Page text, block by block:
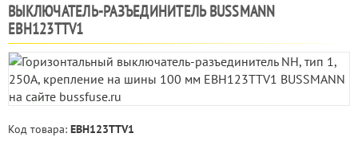
ВЫКЛЮЧАТЕЛЬ-РАЗЪЕДИНИТЕЛЬ BUSSMANN
EBH123TTV1
Код товара: EBH123TTV1